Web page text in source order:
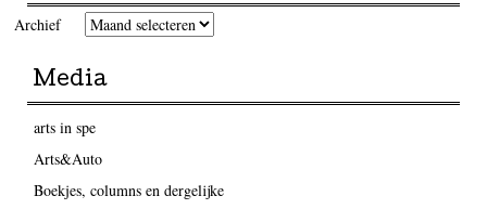
Archief
Media
arts in spe
Arts&Auto
Boekjes, columns en dergelijke